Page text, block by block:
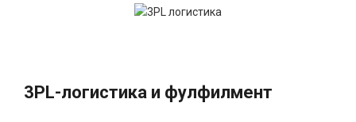
3PL-логистика и фулфилмент